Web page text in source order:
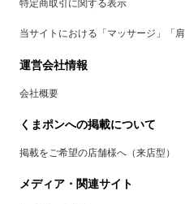
特定商取引に関する表示
当サイトにおける「マッサージ」「
運営会社情報
会社概要
くまポンへの掲載について
掲載をご希望の店舗様へ（来店型）
メディア・関連サイト